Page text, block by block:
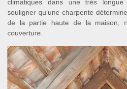
climatiques dans une très
souligner qu’une charpente
de la partie haute de la maison,
couverture.